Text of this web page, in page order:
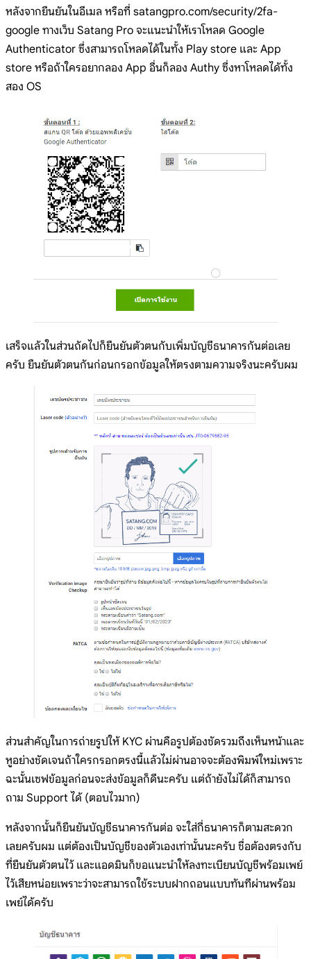
หลังจากยืนยันในอีเมล หรือที่ satangpro.com/security/2fa-
google ทางเว็บ Satang Pro จะแนะนำให้เราโหลด Google
Authenticator ซึ่งสามารถโหลดได้ในทั้ง Play store และ App
store หรือถ้าใครอยากลอง App อื่นก็ลอง Authy ซึ่งหาโหลดได้ทั้ง
สอง OS
เสร็จแล้วในส่วนถัดไปก็ยืนยันตัวตนกับเพิ่มบัญชีธนาคารกันต่อเลย
ครับ ยืนยันตัวตนกันก่อนกรอกข้อมูลให้ตรงตามความจริงนะครับผม
ส่วนสำคัญในการถ่ายรูปให้ KYC ผ่านคือรูปต้องชัดรวมถึงเห็นหน้าและ
หูอย่างชัดเจนถ้าใครกรอกตรงนี้แล้วไม่ผ่านอาจจะต้องพิมพ์ใหม่เพราะ
ฉะนั้นเซฟข้อมูลก่อนจะส่งข้อมูลก็ดีนะครับ แต่ถ้ายังไม่ได้ก็สามารถ
ถาม Support ได้ (ตอบไวมาก)
หลังจากนั้นก็ยืนยันบัญชีธนาคารกันต่อ จะใส่กี่ธนาคารก็ตามสะดวก
เลยครับผม แต่ต้องเป็นบัญชีของตัวเองเท่านั้นนะครับ ชื่อต้องตรงกับ
ที่ยืนยันตัวตนไว้ และแอดมินก็ขอแนะนำให้ลงทะเบียนบัญชีพร้อมเพย์
ไว้เสียหน่อยเพราะว่าจะสามารถใช้ระบบฝากถอนแบบทันทีผ่านพร้อม
เพย์ได้ครับ